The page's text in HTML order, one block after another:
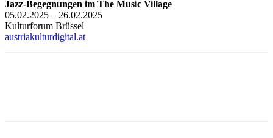
Jazz-Begegnungen im The Music Village
05.02.2025 – 26.02.2025
Kulturforum Brüssel
austriakulturdigital.at